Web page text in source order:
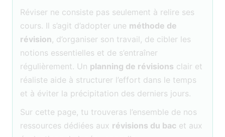
Réviser ne consiste pas seulement à relire ses
cours. Il s’agit d’adopter une méthode de
révision, d’organiser son travail, de cibler les
notions essentielles et de s’entraîner
régulièrement. Un planning de révisions clair et
réaliste aide à structurer l’effort dans le temps
et à éviter la précipitation des derniers jours.
Sur cette page, tu trouveras l’ensemble de nos
ressources dédiées aux révisions du bac et aux